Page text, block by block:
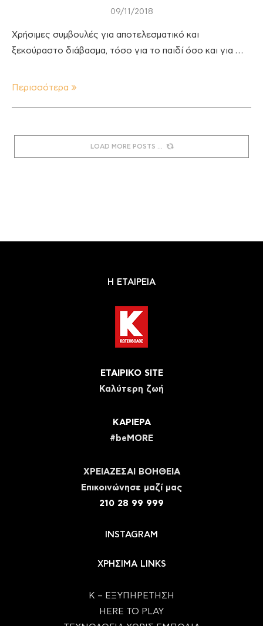
09/11/2018
Χρήσιμες συμβουλές για αποτελεσματικό και
ξεκούραστο διάβασμα, τόσο για το παιδί όσο και για …
Περισσότερα
LOAD MORE POSTS
Η ΕΤΑΙΡΕΙΑ
ΕΤΑΙΡΙΚΟ SITE
Καλύτερη ζωή
ΚΑΡΙΕΡΑ
#beMORE
ΧΡΕΙΑΖΕΣΑΙ ΒΟΗΘΕΙΑ
Eπικοινώνησε μαζί μας
210 28 99 999
INSTAGRAM
ΧΡΗΣΙΜΑ LINKS
Κ – ΕΞΥΠΗΡΕΤΗΣΗ
HERE TO PLAY